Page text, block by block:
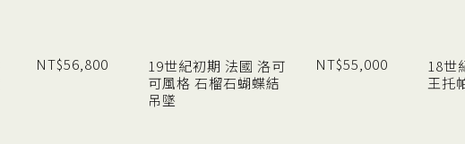
NT$56,800
19世紀初期 法國 洛可
可風格 石榴石蝴蝶結
吊墜
NT$55,000
18世
王托